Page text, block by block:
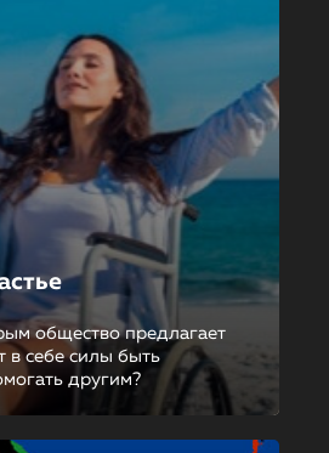
общество предлагает
в себе силы быть
другим?